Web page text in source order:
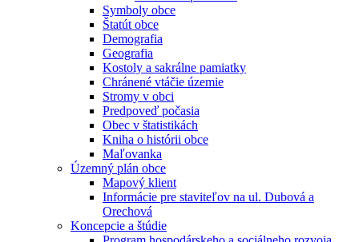
Symboly obce
Štatút obce
Demografia
Geografia
Kostoly a sakrálne pamiatky
Chránené vtáčie územie
Stromy v obci
Predpoveď počasia
Obec v štatistikách
Kniha o histórii obce
Maľovanka
Územný plán obce
Mapový klient
Informácie pre staviteľov na ul. Dubová a
Orechová
Koncepcie a štúdie